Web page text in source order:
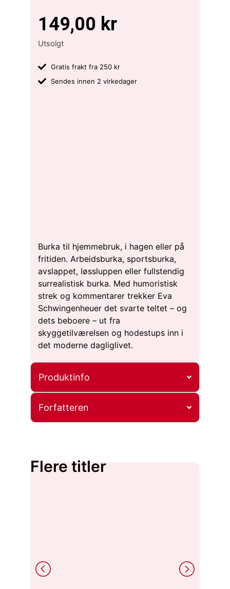
149,00 kr
Utsolgt
Gratis frakt fra 250 kr
Sendes innen 2 virkedager
Burka til hjemmebruk, i hagen eller på
fritiden. Arbeidsburka, sportsburka,
avslappet, løssluppen eller fullstendig
surrealistisk burka. Med humoristisk
strek og kommentarer trekker Eva
Schwingenheuer det svarte teltet – og
dets beboere – ut fra
skyggetilværelsen og hodestups inn i
det moderne dagliglivet.
Produktinfo
Forfatteren
Flere titler